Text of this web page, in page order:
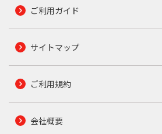
ご利用ガイド
サイトマップ
ご利用規約
会社概要